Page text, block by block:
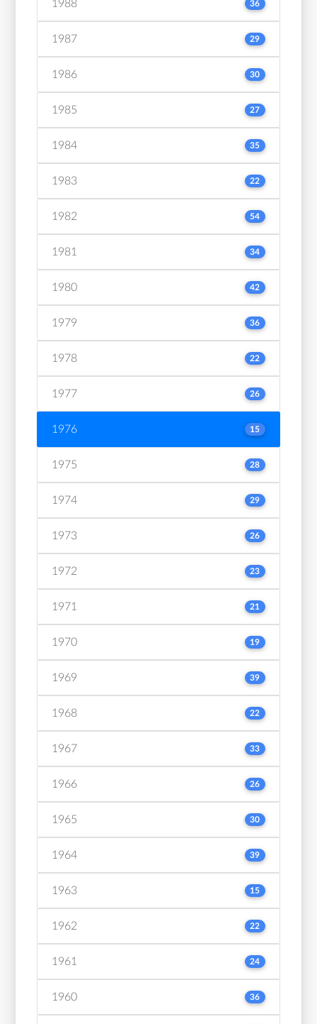
1988 36
1987 29
1986 30
1985 27
1984 35
1983 22
1982 54
1981 34
1980 42
1979 36
1978 22
1977 26
1976 15
1975 28
1974 29
1973 26
1972 23
1971 21
1970 19
1969 39
1968 22
1967 33
1966 26
1965 30
1964 39
1963 15
1962 22
1961 24
1960 36